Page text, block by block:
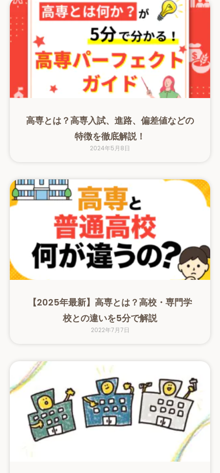
高専とは？高専入試、進路、偏差値などの
特徴を徹底解説！
2024年5月8日
【2025年最新】高専とは？高校・専門学
校との違いを5分で解説
2022年7月7日